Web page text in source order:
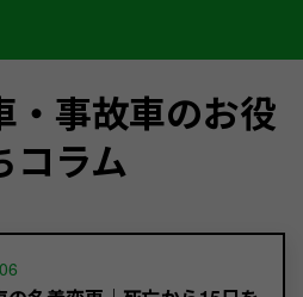
・事故車のお役
コラム